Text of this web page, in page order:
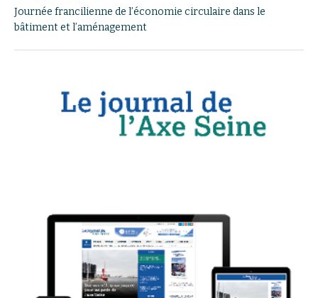
Journée francilienne de l’économie circulaire dans le
bâtiment et l’aménagement